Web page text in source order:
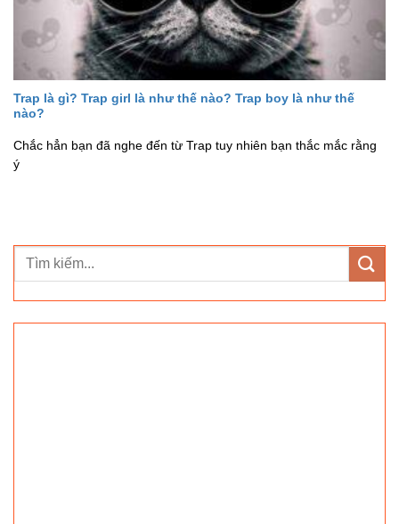
Trap là gì? Trap girl là như thế nào? Trap boy là như thế
nào?
Chắc hẳn bạn đã nghe đến từ Trap tuy nhiên bạn thắc mắc rằng
ý